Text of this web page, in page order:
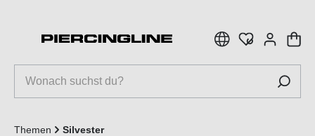
Themen Silvester